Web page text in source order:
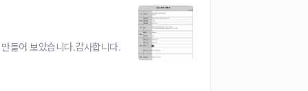
들어 보았습니다.감사합니다.